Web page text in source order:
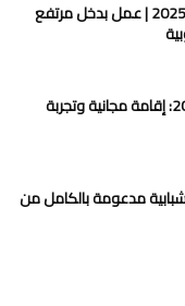
وظيفة راعي أبقار في سويسرا 2025 | عمل بدخل مرتفع
العمل التطوعي في إيطاليا 2026: إقامة مجانية وتجربة
مدعومة بالكامل من